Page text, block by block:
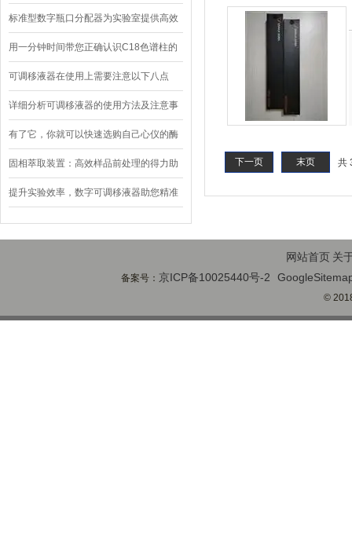
说明
标准型数字瓶口分配器为实验室提供高效
和精确的液体分配
用一分钟时间带您正确认识C18色谱柱的
使用方法
可调移液器在使用上需要注意以下八点
详细分析可调移液器的使用方法及注意事
项
有了它，你就可以快速选购自己心仪的酶
标检测仪
固相萃取装置：高效样品前处理的得力助
手
提升实验效率，数字可调移液器助您精准
操控液体
共
下一页 末页
网站首页 关
备案号： 京ICP备10025440号-2
©